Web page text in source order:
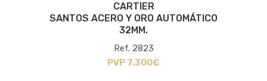
CARTIER
SANTOS ACERO Y ORO AUTOMÁTICO
32MM.
Ref. 2823
PVP 7.300€